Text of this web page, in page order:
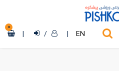
EN
|
/
|
0